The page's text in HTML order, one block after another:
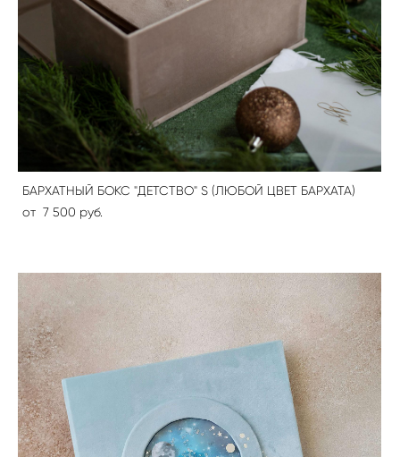
БАРХАТНЫЙ БОКС "ДЕТСТВО" S (ЛЮБОЙ ЦВЕТ БАРХАТА)
от 7 500 pуб.